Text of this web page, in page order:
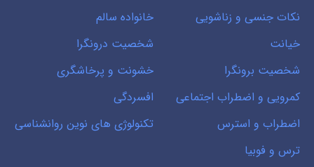
نکات جنسی و زناشویی
خانواده سالم
خیانت
شخصیت درونگرا
شخصیت برونگرا
خشونت و پرخاشگری
کمرویی و اضطراب اجتماعی
افسردگی
اضطراب و استرس
تکنولوژی های نوین روانشناسی
ترس و فوبیا